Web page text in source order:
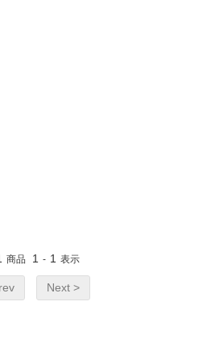
商品 1 - 1 表示
Next >